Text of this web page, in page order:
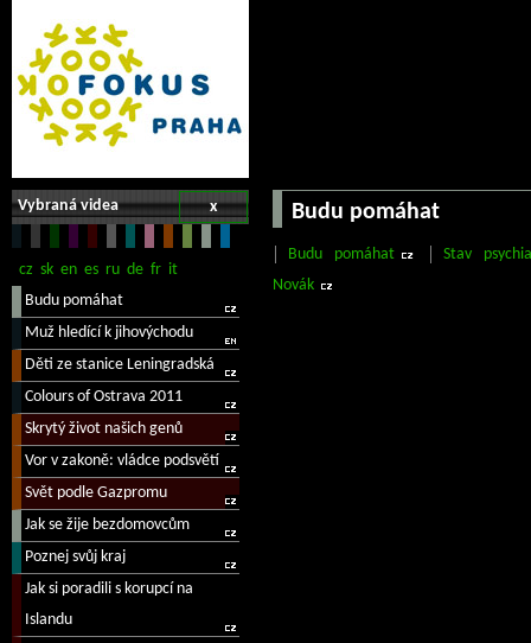
x
Vybraná videa Budu pomáhat
Budu pomáhat
Stav
Novák